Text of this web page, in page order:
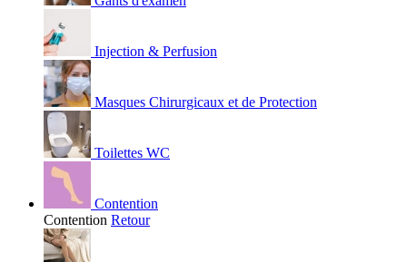
Injection & Perfusion
Masques Chirurgicaux et de Protection
Toilettes WC
Contention
Contention Retour